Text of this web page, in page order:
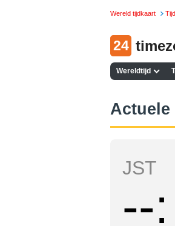
Wereld tijdkaart
24
Wereldtijd
Actuele
JST
--